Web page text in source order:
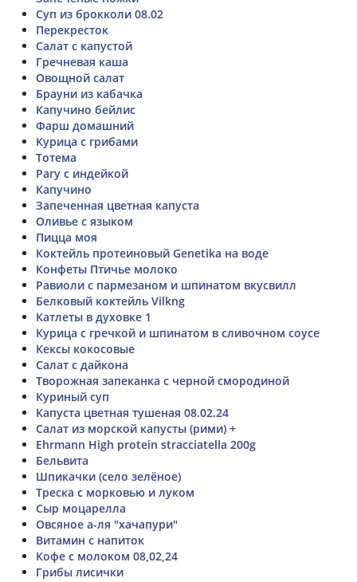
Суп из брокколи 08.02
Перекресток
Салат с капустой
Гречневая каша
Овощной салат
Брауни из кабачка
Капучино бейлис
Фарш домашний
Курица с грибами
Тотема
Рагу с индейкой
Капучино
Запеченная цветная капуста
Оливье с языком
Пицца моя
Коктейль протеиновый Genetika на воде
Конфеты Птичье молоко
Равиоли с пармезаном и шпинатом вкусвилл
Белковый коктейль Vilkng
Катлеты в духовке 1
Курица с гречкой и шпинатом в сливочном соусе
Кексы кокосовые
Салат с дайкона
Творожная запеканка с черной смородиной
Куриный суп
Капуста цветная тушеная 08.02.24
Салат из морской капусты (рими) +
Ehrmann High protein stracciatella 200g
Бельвита
Шпикачки (село зелёное)
Треска с морковью и луком
Сыр моцарелла
Овсяное а-ля "хачапури"
Витамин с напиток
Кофе с молоком 08,02,24
Грибы лисички